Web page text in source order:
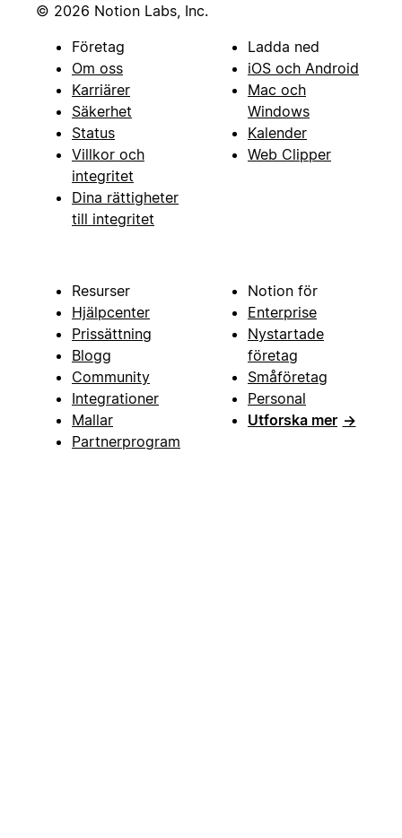
© 2026 Notion Labs, Inc.
Företag
Om oss
Karriärer
Säkerhet
Status
Villkor och
integritet
Dina rättigheter
till integritet
Ladda ned
iOS och Android
Mac och
Windows
Kalender
Web Clipper
Resurser
Hjälpcenter
Prissättning
Blogg
Community
Integrationer
Mallar
Partnerprogram
Notion för
Enterprise
Nystartade
företag
Småföretag
Personal
Utforska mer →